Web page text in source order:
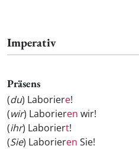
Imperativ
Präsens
(du) Laboriere!
(wir) Laborieren wir!
(ihr) Laboriert!
(Sie) Laborieren Sie!